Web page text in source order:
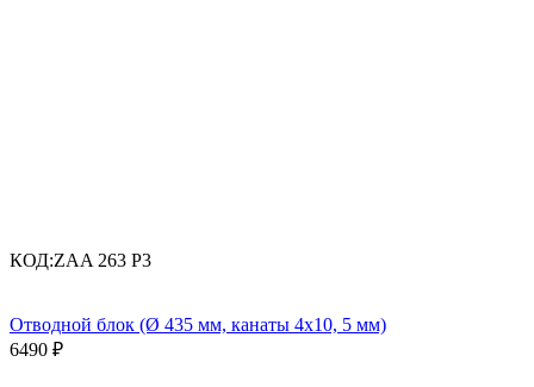
КОД:ZAA 263 P3
Отводной блок (Ø 435 мм, канаты 4x10, 5 мм)
6490 ₽